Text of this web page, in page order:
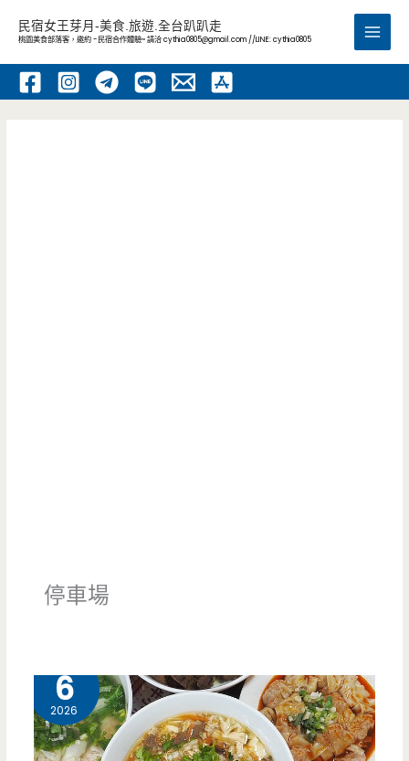
內
民宿女王芽月-美食.旅遊.全台趴趴走
桃園美食部落客，邀約 -民宿合作體驗~ 請洽cythia0805@gmail.com //LINE: cythia0805
Main
停車場
6
2026